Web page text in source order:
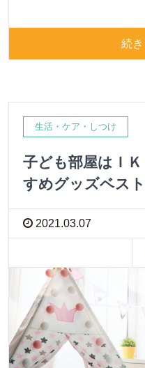
続
生活・ケア・しつけ
子ども部屋はＩ
すめグッズベス
2021.03.07